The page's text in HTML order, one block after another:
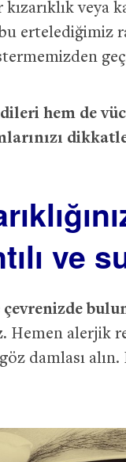
kızarıklık veya
ertelediğimiz
hem de
ve
Hemen alerjik
damlası